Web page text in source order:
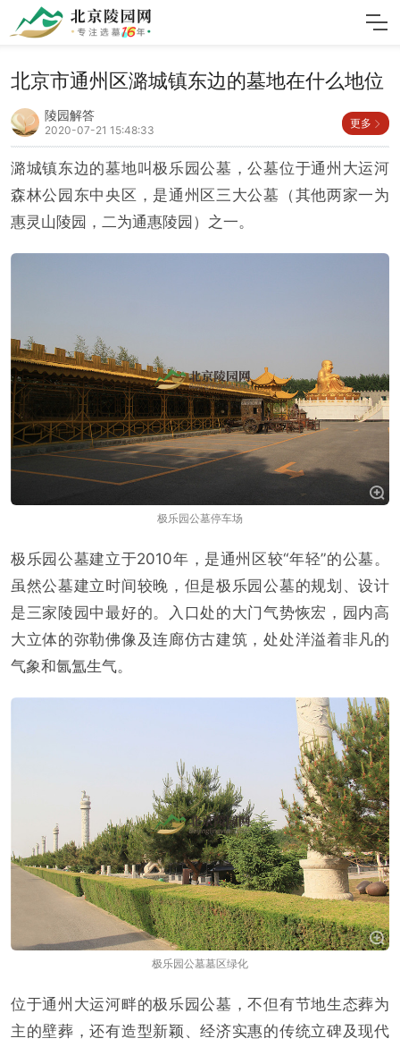
北京市通州区潞城镇东边的墓地在什么地位
陵园解答
2020-07-21 15:48:33
更多
潞城镇东边的墓地叫极乐园公墓，公墓位于通州大运河
森林公园东中央区，是通州区三大公墓（其他两家一为
惠灵山陵园，二为通惠陵园）之一。
极乐园公墓停车场
极乐园公墓建立于2010年，是通州区较“年轻”的公墓。
虽然公墓建立时间较晚，但是极乐园公墓的规划、设计
是三家陵园中最好的。入口处的大门气势恢宏，园内高
大立体的弥勒佛像及连廊仿古建筑，处处洋溢着非凡的
气象和氤氲生气。
极乐园公墓墓区绿化
位于通州大运河畔的极乐园公墓，不但有节地生态葬为
主的壁葬，还有造型新颖、经济实惠的传统立碑及现代